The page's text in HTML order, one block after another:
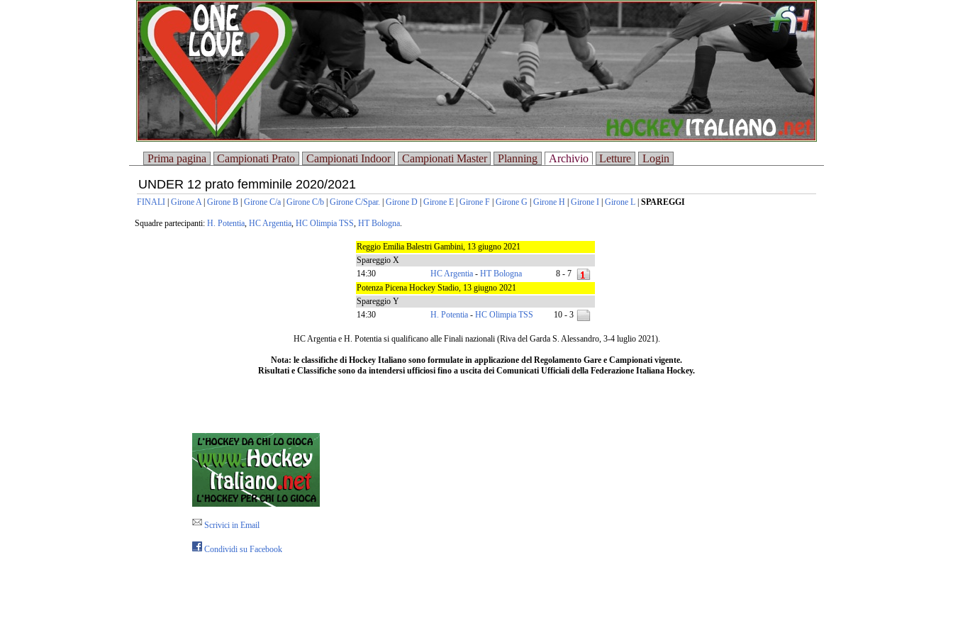
Prima pagina Campionati Prato Campionati Indoor Campionati Master Planning Archivio Letture Login
UNDER 12 prato femminile 2020/2021
FINALI Girone A| Girone B Girone C/a Girone C/b Girone C/Spar. Girone D Girone E Girone F Girone G Girone H Girone I Girone L SPAREGGI
Squadre partecipanti: H. Potentia, HC Argentia, HC Olimpia TSS, HT Bologna.
Reggio Emilia Balestri Gambini, 13 giugno 2021
Spareggio X
14:30
HC Argentia- HT Bologna
8 - 7
Potenza Picena Hockey Stadio, 13 giugno 2021
Spareggio Y
14:30
H. Potentia- HC Olimpia TSS 10 - 3
HC Argentia e H. Potentia si qualificano alle Finali nazionali (Riva del Garda S. Alessandro, 3-4 luglio 2021).
Nota: le classifiche di Hockey Italiano sono formulate in applicazione del Regolamento Gare e Campionati vigente.
Risultati e Classifiche sono da intendersi ufficiosi fino a uscita dei Comunicati Ufficiali della Federazione Italiana Hockey.
Scrivici in Email
Condividi su Facebook